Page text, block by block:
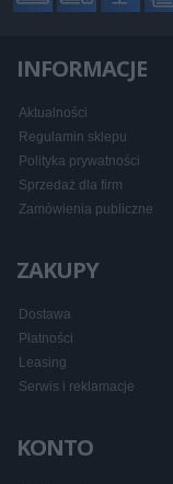
INFORMACJE
Aktualności
Regulamin sklepu
Polityka prywatności
Sprzedaż dla firm
Zamówienia publiczne
ZAKUPY
Dostawa
Płatności
Leasing
Serwis i reklamacje
KONTO